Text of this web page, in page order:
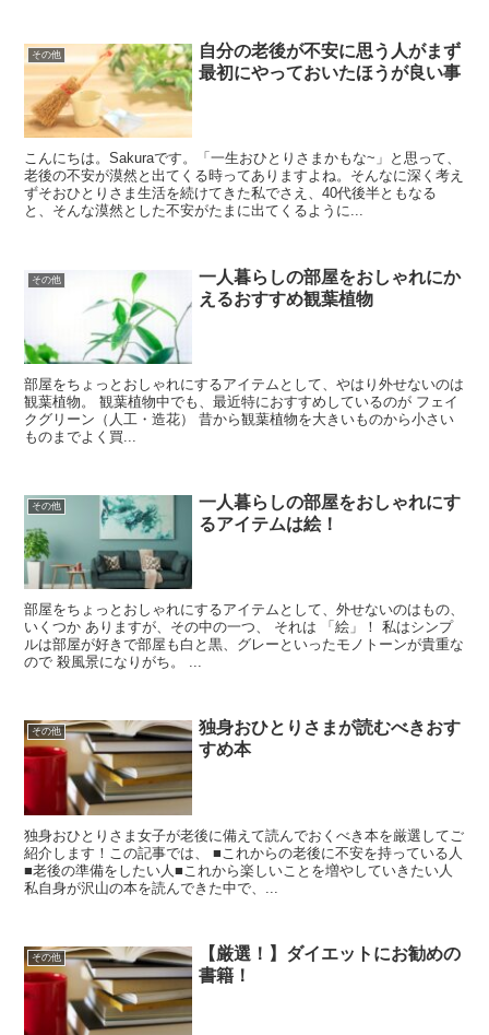
その他
自分の老後が不安に思う人がまず
最初にやっておいたほうが良い事
こんにちは。Sakuraです。「一生おひとりさまかもな~」と思って、
老後の不安が漠然と出てくる時ってありますよね。そんなに深く考え
ずそおひとりさま生活を続けてきた私でさえ、40代後半ともなる
と、そんな漠然とした不安がたまに出てくるように...
その他
一人暮らしの部屋をおしゃれにか
えるおすすめ観葉植物
部屋をちょっとおしゃれにするアイテムとして、やはり外せないのは
観葉植物。 観葉植物中でも、最近特におすすめしているのが フェイ
クグリーン（人工・造花） 昔から観葉植物を大きいものから小さい
ものまでよく買...
その他
一人暮らしの部屋をおしゃれにす
るアイテムは絵！
部屋をちょっとおしゃれにするアイテムとして、外せないのはもの、
いくつか ありますが、その中の一つ、 それは 「絵」！ 私はシンプ
ルは部屋が好きで部屋も白と黒、グレーといったモノトーンが貴重な
ので 殺風景になりがち。 ...
その他
独身おひとりさまが読むべきおす
すめ本
独身おひとりさま女子が老後に備えて読んでおくべき本を厳選してご
紹介します！この記事では、 ■これからの老後に不安を持っている人
■老後の準備をしたい人■これから楽しいことを増やしていきたい人
私自身が沢山の本を読んできた中で、...
その他
【厳選！】ダイエットにお勧めの
書籍！